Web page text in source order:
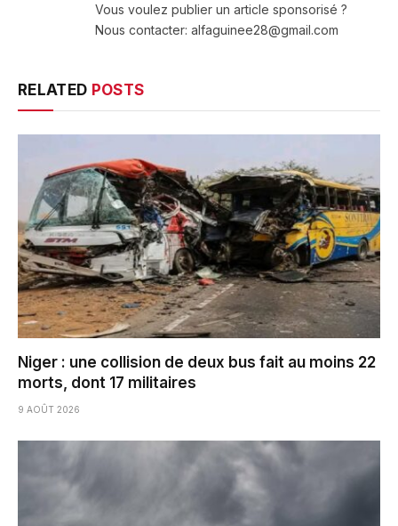
Vous voulez publier un article sponsorisé ?
Nous contacter: alfaguinee28@gmail.com
RELATED POSTS
Niger : une collision de deux bus fait au moins 22
morts, dont 17 militaires
9 AOÛT 2026